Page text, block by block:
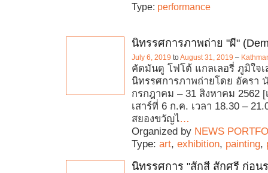
Type: performance
นิทรรศการภาพถ่าย "ผี"
July 6, 2019 toAugust 31, 2019 –
คัดมันดู โฟโต้ แกลเลอรี่ ภูมิใจเ
นิทรรศการภาพถ่ายโดย อัครา
กรกฎาคม – 31 สิงหาคม 2562
เสาร์ที่ 6 ก.ค. เวลา 18.30 –
สยองขวัญไ…
Organized by NEWS
Type: art, exhibition, painting,
นิทรรศการ "สักสี สักศรี ก่อน